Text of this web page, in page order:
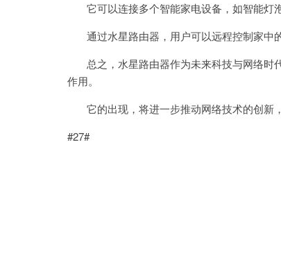
它可以连接多个智能家电设备，如智能灯
通过水星路由器，用户可以远程控制家中的
总之，水星路由器作为未来科技与网络时
作用。
它的出现，将进一步推动网络技术的创新
#27#